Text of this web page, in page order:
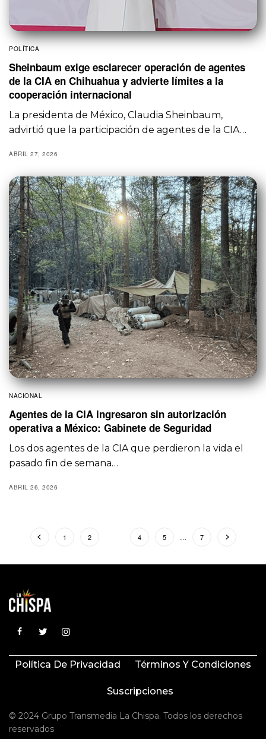
POLÍTICA
Sheinbaum exige esclarecer operación de agentes
de la CIA en Chihuahua y advierte límites a la
cooperación internacional
La presidenta de México, Claudia Sheinbaum,
advirtió que la participación de agentes de la CIA…
ABRIL 27, 2026
NACIONAL
Agentes de la CIA ingresaron sin autorización
operativa a México: Gabinete de Seguridad
Los dos agentes de la CIA que perdieron la vida el
pasado fin de semana…
ABRIL 26, 2026
1 2 4 5 … 7
Política De Privacidad Términos Y Condiciones
Suscripciones
© 2024 Grupo Transmedia La Chispa. Todos los derechos
reservados